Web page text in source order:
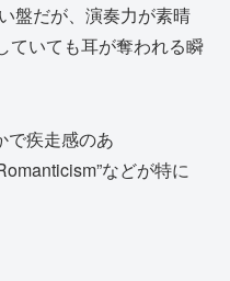
盤だが、演奏力が素晴
ていても耳が奪われる瞬
で疾走感のあ
などが特に